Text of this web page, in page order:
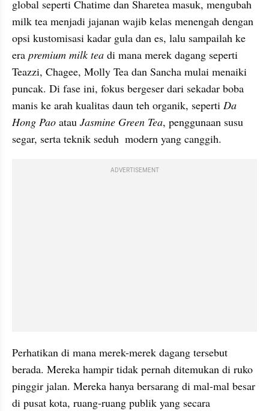
global seperti Chatime dan Sharetea masuk, mengubah
milk tea menjadi jajanan wajib kelas menengah dengan
opsi kustomisasi kadar gula dan es, lalu sampailah ke
era premium milk tea di mana merek dagang seperti
Teazzi, Chagee, Molly Tea dan Sancha mulai menaiki
puncak. Di fase ini, fokus bergeser dari sekadar boba
manis ke arah kualitas daun teh organik, seperti Da
Hong Pao atau Jasmine Green Tea, penggunaan susu
segar, serta teknik seduh  modern yang canggih.
ADVERTISEMENT
Perhatikan di mana merek-merek dagang tersebut
berada. Mereka hampir tidak pernah ditemukan di ruko
pinggir jalan. Mereka hanya bersarang di mal-mal besar
di pusat kota, ruang-ruang publik yang secara